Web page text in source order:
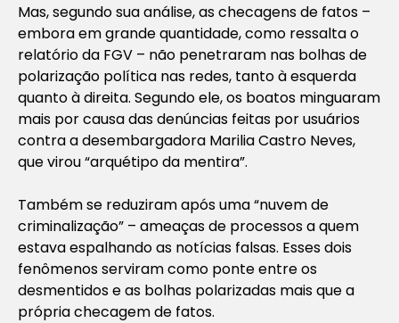
Mas, segundo sua análise, as checagens de fatos –
embora em grande quantidade, como ressalta o
relatório da FGV – não penetraram nas bolhas de
polarização política nas redes, tanto à esquerda
quanto à direita. Segundo ele, os boatos minguaram
mais por causa das denúncias feitas por usuários
contra a desembargadora Marilia Castro Neves,
que virou “arquétipo da mentira”.
Também se reduziram após uma “nuvem de
criminalização” – ameaças de processos a quem
estava espalhando as notícias falsas. Esses dois
fenômenos serviram como ponte entre os
desmentidos e as bolhas polarizadas mais que a
própria checagem de fatos.